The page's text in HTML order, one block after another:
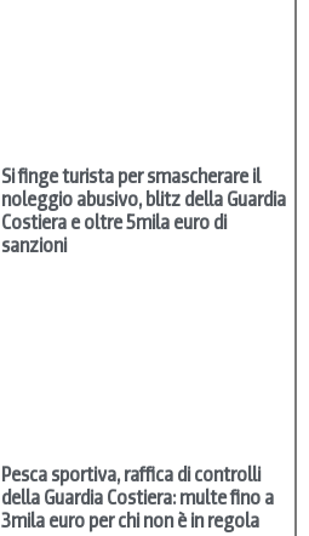
Si finge turista per smascherare il
noleggio abusivo, blitz della Guardia
Costiera e oltre 5mila euro di
sanzioni
Pesca sportiva, raffica di controlli
della Guardia Costiera: multe fino a
3mila euro per chi non è in regola